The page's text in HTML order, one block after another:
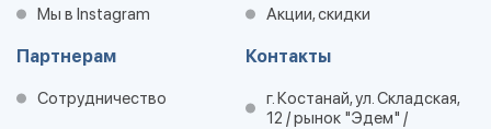
Мы в Instagram Акции, скидки
Партнерам
Сотрудничество
Контакты
г. Костанай, ул. Складская,
12 / рынок "Эдем" /